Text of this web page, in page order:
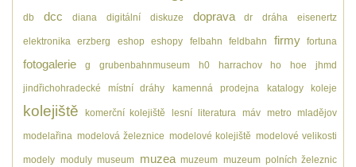
db dcc diana digitální diskuze doprava dr dráha eisenertz
elektronika erzberg eshop eshopy felbahn feldbahn firmy fortuna
fotogalerie g grubenbahnmuseum h0 harrachov ho hoe jhmd
jindřichohradecké místní dráhy kamenná prodejna katalogy koleje
kolejiště komerční kolejiště lesní literatura máv metro mladějov
modelařina modelová železnice modelové kolejiště modelové velikosti
modely moduly museum muzea muzeum muzeum polních železnic